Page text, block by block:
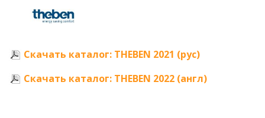
Скачать каталог: THEBEN 2021 (рус)
Скачать каталог: THEBEN 2022 (англ)